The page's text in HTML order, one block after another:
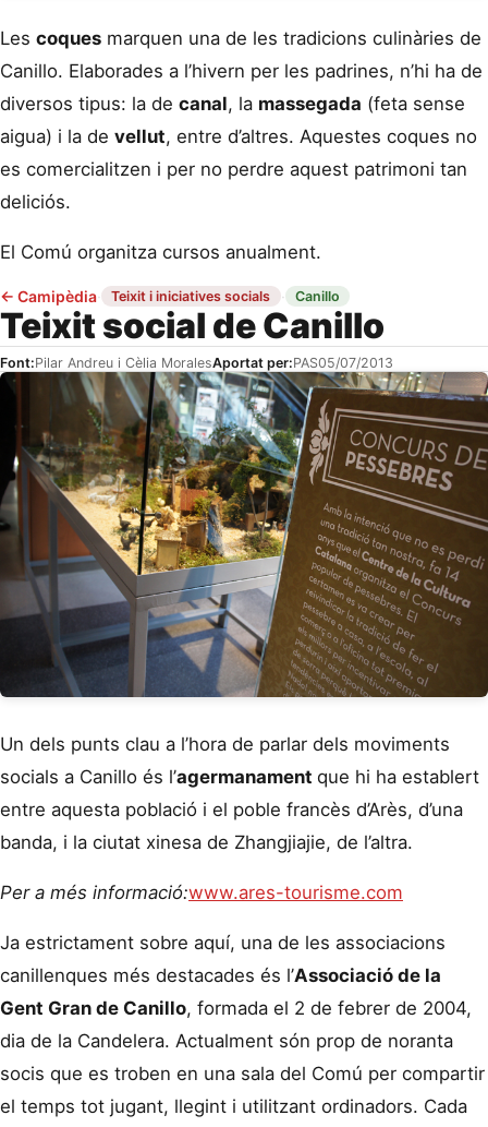
Les coques marquen una de les tradicions culinàries de
Canillo. Elaborades a l’hivern per les padrines, n’hi ha de
diversos tipus: la de canal, la massegada (feta sense
aigua) i la de vellut, entre d’altres. Aquestes coques no
es comercialitzen i per no perdre aquest patrimoni tan
deliciós.
El Comú organitza cursos anualment.
← Camipèdia· Teixit i iniciatives socials · Canillo
Teixit social de Canillo
Font:Pilar Andreu i Cèlia MoralesAportat per:PAS05/07/2013
Un dels punts clau a l’hora de parlar dels moviments
socials a Canillo és l’agermanament que hi ha establert
entre aquesta població i el poble francès d’Arès, d’una
banda, i la ciutat xinesa de Zhangjiajie, de l’altra.
Per a més informació:www.ares-tourisme.com
Ja estrictament sobre aquí, una de les associacions
canillenques més destacades és l’Associació de la
Gent Gran de Canillo, formada el 2 de febrer de 2004,
dia de la Candelera. Actualment són prop de noranta
socis que es troben en una sala del Comú per compartir
el temps tot jugant, llegint i utilitzant ordinadors. Cada